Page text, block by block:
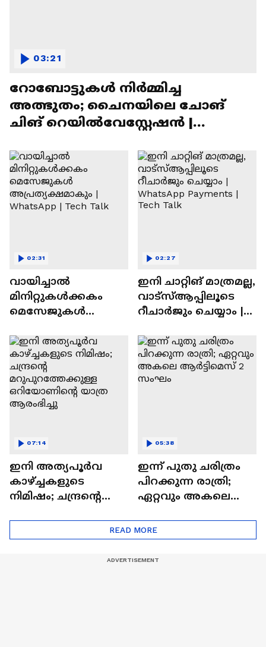
റോബോട്ടുകൾ നിർമ്മിച്ച
അത്ഭുതം; ചൈനയിലെ ചോങ്
ചിങ് റെയിൽവേസ്റ്റേഷൻ |
03:21
വായിച്ചാൽ
മിനിറ്റുകൾക്കകം
മെസേജുകള്‍
WhatsApp | Tech Talk
02:31
ഇനി ചാറ്റിങ് മാത്രമല്ല,
വാട്‌സ്‌ആപ്പിലൂടെ
റീചാർജും ചെയ്യാം |
Tech Talk
02:27
ഇനി അത്യപൂര്‍വ
കാഴ്ച്ചകളുടെ
നിമിഷം; ചന്ദ്രന്റെ
ഒറിയോണിന്റെ യാത്ര
ആരംഭിച്ചു
07:14
ഇന്ന് പുതു ചരിത്രം
പിറക്കുന്ന രാത്രി;
ഏറ്റവും അകലെ
05:38
READ MORE